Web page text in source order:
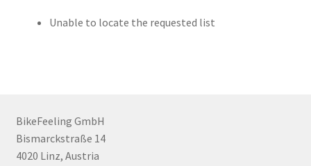
Unable to locate the requested list
BikeFeeling GmbH
Bismarckstraße 14
4020 Linz, Austria